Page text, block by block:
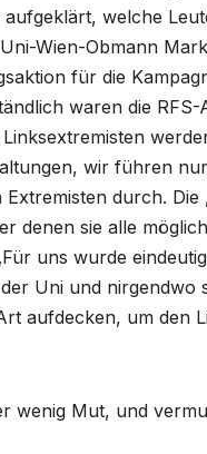
welche
Wien-Obmann
für die
waren die
wir führen
durch.
denen sie alle
uns wurde
Uni und
aufdecken, um den
wenig Mut, und